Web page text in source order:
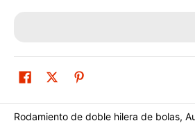
Rodamiento de doble hilera de bolas,